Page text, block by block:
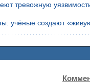
тревожную
учёные создают